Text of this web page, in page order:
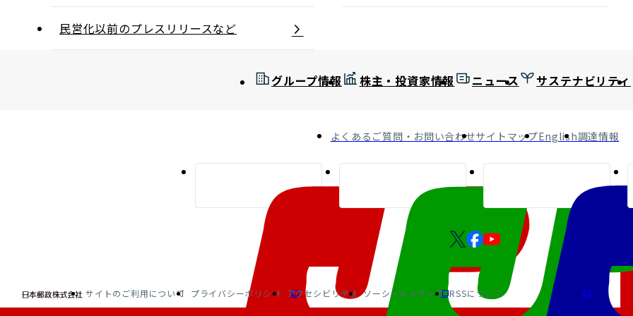
民営化以前のプレスリリースなど
グループ情報 株主・投資家情報 ニュース サステナビリティ
よくあるご質問・お問い合わせサイトマップEnglish調達情報
サイトのご利用について プライバシーポリシー アクセシビリティ ソーシャルメディア RSSについて